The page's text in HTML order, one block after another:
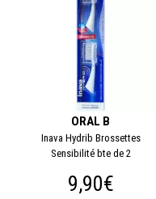
ORAL B
Inava Hydrib Brossettes
Sensibilité bte de 2
9,90€